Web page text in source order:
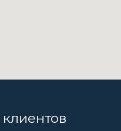
клиентов